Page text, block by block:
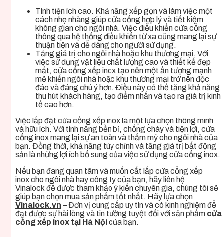
Tính tiện ích cao. Khả năng xếp gọn và làm việc một
cách nhẹ nhàng giúp cửa cổng hợp lý và tiết kiệm
không gian cho ngôi nhà. Việc điều khiển cửa cổng
thông qua hệ thống điều khiển từ xa cũng mang lại sự
thuận tiện và dễ dàng cho người sử dụng.
Tăng giá trị cho ngôi nhà hoặc khu thương mại. Với
việc sử dụng vật liệu chất lượng cao và thiết kế đẹp
mắt, cửa cổng xếp inox tạo nên một ấn tượng mạnh
mẽ khiến ngôi nhà hoặc khu thương mại trở nên độc
đáo và đáng chú ý hơn. Điều này có thể tăng khả năng
thu hút khách hàng, tạo điểm nhấn và tạo ra giá trị kinh
tế cao hơn.
Việc lắp đặt cửa cổng xếp inox là một lựa chọn thông minh
và hữu ích. Với tính năng bền bỉ, chống cháy và tiện lợi, cửa
cổng inox mang lại sự an toàn và thẩm mỹ cho ngôi nhà của
bạn. Đồng thời, khả năng tùy chỉnh và tăng giá trị bất động
sản là những lợi ích bổ sung của việc sử dụng cửa cổng inox.
Nếu bạn đang quan tâm và muốn cắt lắp cửa cổng xếp
inoxcho ngôi nhà hay công ty của bạn, hãy liên hệ
Vinalockđể được tham khảo ý kiến chuyên gia, chúng tôi sẽ
giúp bạn chọn mua sản phẩm tốt nhất. Hãy lựa chọn
Vinalock.vn – Đơn vị cung cấp uy tín và có kinh nghiệm để
đạt được sự hài lòng và tin tưởng tuyệt đối với sản phẩm cửa
cổng xếp inox tại Hà Nộicủa bạn.